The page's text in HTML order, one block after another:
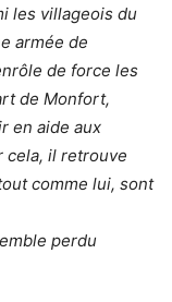
les villageois du
armée de
de force les
de Monfort,
en aide aux
cela, il retrouve
comme lui, sont
perdu